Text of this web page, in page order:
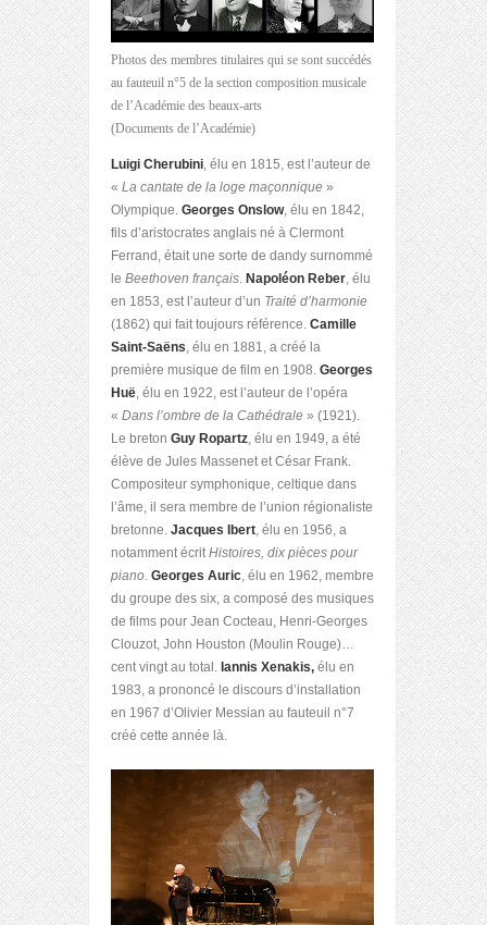
Photos des membres titulaires qui se sont succédés
au fauteuil n°5 de la section composition musicale
de l’Académie des beaux-arts
(Documents de l’Académie)
Luigi Cherubini, élu en 1815, est l’auteur de
« La cantate de la loge maçonnique »
Olympique. Georges Onslow, élu en 1842,
fils d’aristocrates anglais né à Clermont
Ferrand, était une sorte de dandy surnommé
le Beethoven français. Napoléon Reber, élu
en 1853, est l’auteur d’un Traité d’harmonie
(1862) qui fait toujours référence. Camille
Saint-Saëns, élu en 1881, a créé la
première musique de film en 1908. Georges
Huë, élu en 1922, est l’auteur de l’opéra
« Dans l’ombre de la Cathédrale » (1921).
Le breton Guy Ropartz, élu en 1949, a été
élève de Jules Massenet et César Frank.
Compositeur symphonique, celtique dans
l’âme, il sera membre de l’union régionaliste
bretonne. Jacques Ibert, élu en 1956, a
notamment écritHistoires, dix pièces pour
piano. Georges Auric, élu en 1962, membre
du groupe des six, a composé des musiques
de films pour Jean Cocteau, Henri-Georges
Clouzot, John Houston (Moulin Rouge)…
cent vingt au total. Iannis Xenakis, élu en
1983, a prononcé le discours d’installation
en 1967 d’Olivier Messian au fauteuil n°7
créé cette année là.